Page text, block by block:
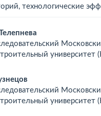
технологические
университет
университет